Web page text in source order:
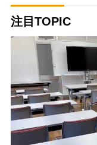
注目TOPIC